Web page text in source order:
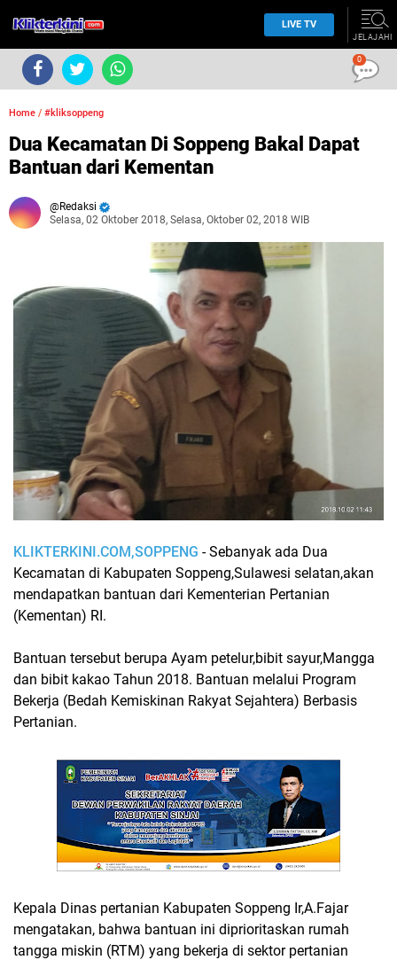
LIVE TV
JELAJAHI
Home / #kliksoppeng
Dua Kecamatan Di Soppeng Bakal Dapat
Bantuan dari Kementan
Redaksi
Selasa, 02 Oktober 2018, Selasa, Oktober 02, 2018 WIB
KLIKTERKINI.COM,SOPPENG - Sebanyak ada Dua
Kecamatan di Kabupaten Soppeng,Sulawesi selatan,akan
mendapatkan bantuan dari Kementerian Pertanian
(Kementan) RI.
Bantuan tersebut berupa Ayam petelur,bibit sayur,Mangga
dan bibit kakao Tahun 2018. Bantuan melalui Program
Bekerja (Bedah Kemiskinan Rakyat Sejahtera) Berbasis
Pertanian.
Kepala Dinas pertanian Kabupaten Soppeng Ir,A.Fajar
mengatakan, bahwa bantuan ini diprioritaskan rumah
tangga miskin (RTM) yang bekerja di sektor pertanian
0